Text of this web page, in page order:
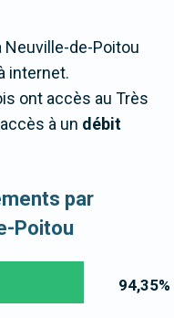
Neuville-de-Poitou
internet.
ont accès au Très
à un débit
par
Poitou
94,35%